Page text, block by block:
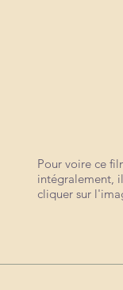
Pour voire ce
intégralement,
cliquer sur